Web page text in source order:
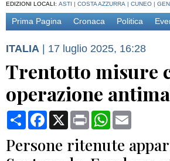
EDIZIONI LOCALI: ASTI | COSTA AZZURRA | CUNEO |
Prima Pagina Cronaca Politica
ITALIA | 17 luglio 2025, 16:28
Trentotto misure
operazione
CondividiFacebook
X Print WhatsApp
Persone ritenute